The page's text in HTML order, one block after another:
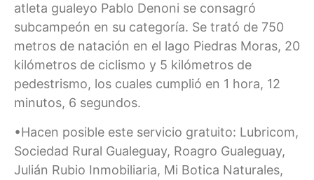
atleta gualeyo Pablo Denoni se consagró
subcampeón en su categoría. Se trató de 750
metros de natación en el lago Piedras Moras, 20
kilómetros de ciclismo y 5 kilómetros de
pedestrismo, los cuales cumplió en 1 hora, 12
minutos, 6 segundos.
•Hacen posible este servicio gratuito: Lubricom,
Sociedad Rural Gualeguay, Roagro Gualeguay,
Julián Rubio Inmobiliaria, Mi Botica Naturales,